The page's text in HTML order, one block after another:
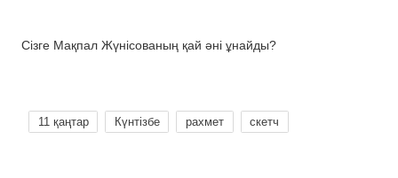
Сізге Мақпал Жүнісованың қай әні ұнайды?
11 қаңтар Күнтізбе рахмет скетч